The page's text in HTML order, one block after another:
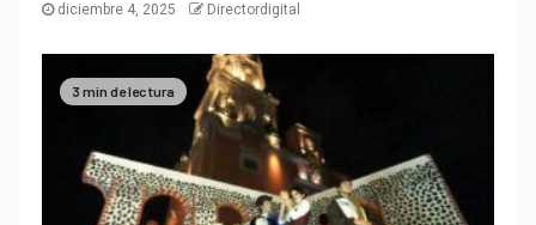
diciembre 4, 2025 Directordigital
3 min de lectura